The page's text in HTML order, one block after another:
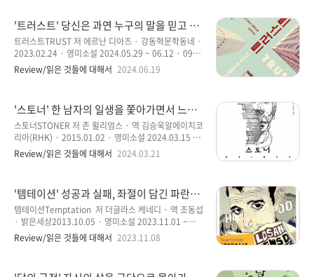
어서 작가를 기억하고 있던 터였다. 물론 한 권의 소설을
읽었다고 해서 작가의 모든 것을 알 수 있는 것은 아니겠
지만, 나름대로 좋은 인상을 가졌던 소설이어서 이번에
읽게 된 소설도 괜찮은 소설이지 않을까 생각했다. 이 소
설의 작가는 생태학자로 평생을 야생동물을 연구해 온
'트러스트' 당신은 과연 누구의 말을 믿고 신
뢰할 수 있을까, 4가지 스토리가 가지는 의미
가 무엇인가.
트러스트TRUST 저 에르난 디아즈 · 강동혁문학동네 ·
2023.02.24 · 영미소설 2024.05.29 ~ 06.12 · 09시
간 54분 ‘트러스트’는 참으로 대단한 소설이라는 생각을
이 책의 마지막 장을 넘기면서 알게 된 소설이다. 그리고
기에는 더할 나위 없이 훌륭하다는 생각을 하게 된다. 이
소설의 작가인 ‘에르난 디아즈’는 두 번째 소설로서 많은
이들에게 뛰어난 호평과 찬사를 받은 소설이다. 다양한
상을 받았고, 버락 오바마 전 미국 대통령이 당시 올해의
책으로 추천한 도서로 잘 알려져 있는 소설이다. 첫 번째
Review/읽은 것들에 대해서 2024.06.19
'스토너' 한 남자의 일생을 쫓아가면서 느껴
지는 고독감은 우리와 많이 닮아 있는 모습이
지 않을까
스토너STONER 저 존 윌리엄스 · 역 김승욱알에이치코
리아(RHK) · 2015.01.02 · 영미소설 2024.03.15 ~
03.19 · 8시간 56분 스토너는 1965년 미국에서 처음
출간되었지만, 50여 년이 흐른 뒤에야 빛을 본 특이한
에 절판이 되었지만, 2010년에 유럽에서 재출간되며 선
풍적인 인기에 힘입어 역주행 베스트셀러가 된 점도 특
이한 소설이라는 점을 출판사 설명에서 잘 기록되고 있
다. 스토너는 한 남자의 일대기를 담담하고 정적인 느낌
으로 잘 그려내고 있다는 점이 인상적인 소설이라 말할
Review/읽은 것들에 대해서 2024.03.21
'템테이션' 성공과 실패, 좌절이 담긴 파란만
장한 여정을 통해서 포기하지 않는 가치를 이
야기하고 있는 소설
템테이션Temptation 저 더글라스 케네디 · 역 조동섭
· 밝은세상2013.10.05 · 영미소설 2023.11.01 ~
11.06 · 8시간 40분 올 해에 두 번째로 읽는 더
글라스 케네디의 소설이다. 아는 사람들은 다 아는 알만
Review/읽은 것들에 대해서 2023.11.08